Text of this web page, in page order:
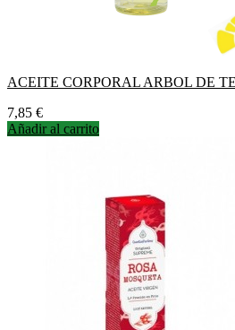
ACEITE CORPORAL ARBOL DE
Precio
7,85 €
Añadir al carrito